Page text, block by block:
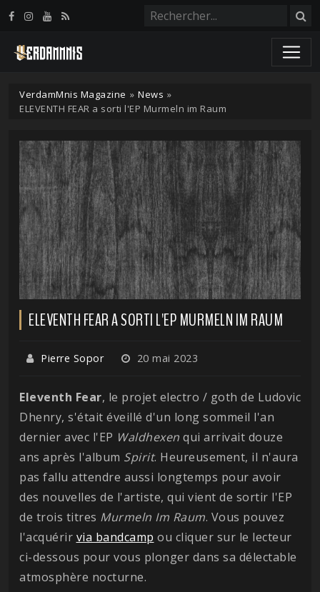
VerdamMnis Magazine » News »
ELEVENTH FEAR a sorti l'EP Murmeln im Raum
ELEVENTH FEAR A SORTI L'EP MURMELN IM RAUM
Pierre Sopor 20 mai 2023
Eleventh Fear, le projet electro / goth de Ludovic
Dhenry, s'était éveillé d'un long sommeil l'an
dernier avec l'EP Waldhexen qui arrivait douze
ans après l'album Spirit. Heureusement, il n'aura
pas fallu attendre aussi longtemps pour avoir
des nouvelles de l'artiste, qui vient de sortir l'EP
de trois titres Murmeln Im Raum. Vous pouvez
l'acquérir via bandcamp ou cliquer sur le lecteur
ci-dessous pour vous plonger dans sa délectable
atmosphère nocturne.
Panneau de gestion des cookies